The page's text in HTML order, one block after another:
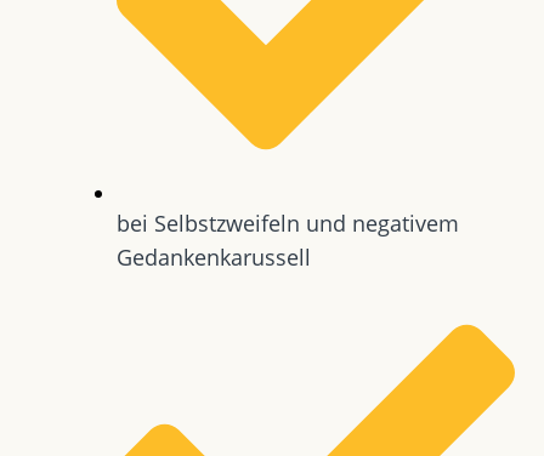
bei Selbstzweifeln und negativem
Gedankenkarussell